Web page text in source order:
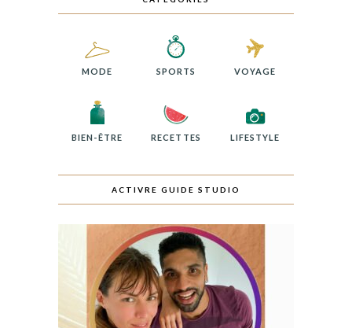
MODE SPORTS VOYAGE
BIEN-ÊTRE RECETTES LIFESTYLE
ACTIVRE GUIDE STUDIO